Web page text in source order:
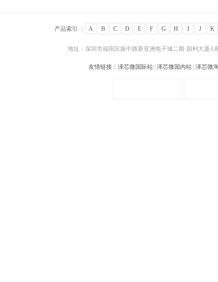
产品索引 ： A B C D E F G H I J K
地址：深圳市福田区振中路新亚洲电子城二期·国利大厦
友情链接： 泽芯微国际站 泽芯微国内站 泽芯微